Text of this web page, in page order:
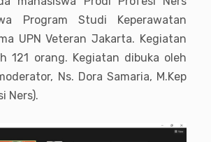
Program Studi Keperawatan
UPN Veteran Jakarta. Kegiatan
121 orang. Kegiatan dibuka oleh
Ns. Dora Samaria, M.Kep
Ners).